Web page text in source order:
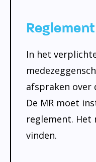
Reglement
In het
afspraken over
De MR moet
reglement. Het
vinden.